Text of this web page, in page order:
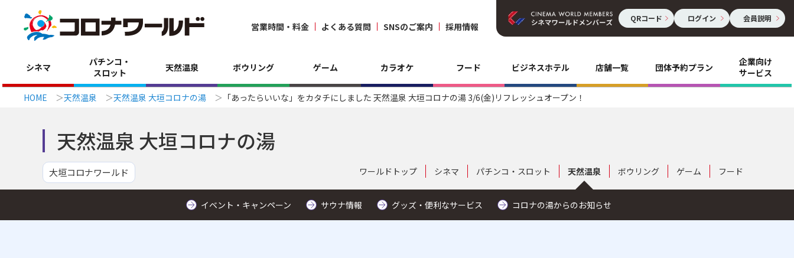
営業時間・料金 よくある質問 SNSのご案内 採用情報
QRコード ログイン 会員説明
シネマ
パチンコ・
スロット
天然温泉 ボウリング ゲーム カラオケ フード ビジネスホテル 店舗一覧 団体予約プラン
企業向け
サービス
HOME 天然温泉 天然温泉 大垣コロナの湯 「あったらいいな」をカタチにしました 天然温泉 大垣コロナの湯 3/6(金)リフレッシュオープン！
天然温泉 大垣コロナの湯
大垣コロナワールド ワールドトップ シネマ パチンコ・スロット 天然温泉 ボウリング ゲーム フード
イベント・キャンペーン サウナ情報 グッズ・便利なサービス コロナの湯からのお知らせ